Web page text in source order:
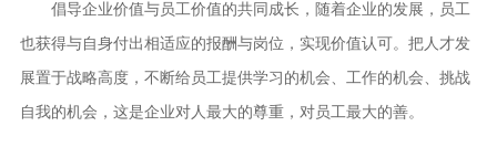
倡导企业价值与员工价值的共同成长，随着企业的发展，员工
也获得与自身付出相适应的报酬与岗位，实现价值认可。把人才发
展置于战略高度，不断给员工提供学习的机会、工作的机会、挑战
自我的机会，这是企业对人最大的尊重，对员工最大的善。